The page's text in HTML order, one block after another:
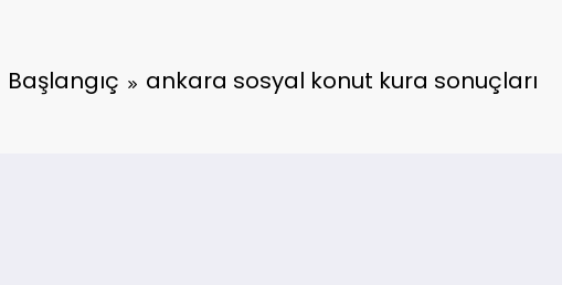
Başlangıç ankara sosyal konut kura sonuçları